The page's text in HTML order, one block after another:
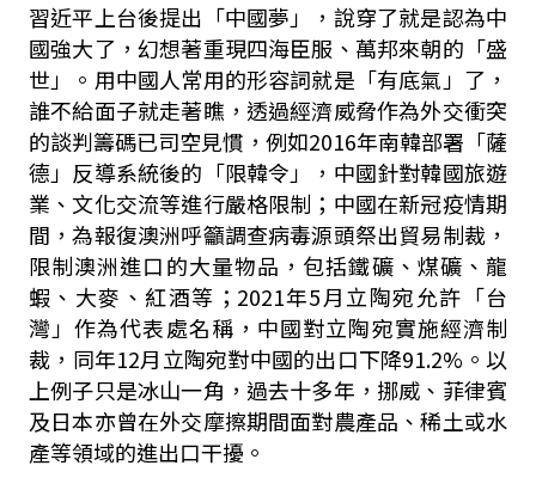
習近平上台後提出「中國夢」，說穿了就是認為中
國強大了，幻想著重現四海臣服、萬邦來朝的「盛
世」。用中國人常用的形容詞就是「有底氣」了，
誰不給面子就走著瞧，透過經濟威脅作為外交衝突
的談判籌碼已司空見慣，例如2016年南韓部署「薩
德」反導系統後的「限韓令」，中國針對韓國旅遊
業、文化交流等進行嚴格限制；中國在新冠疫情期
間，為報復澳洲呼籲調查病毒源頭祭出貿易制裁，
限制澳洲進口的大量物品，包括鐵礦、煤礦、龍
蝦、大麥、紅酒等； 2021年5月立陶宛允許「台
灣」作為代表處名稱，中國對立陶宛實施經濟制
裁，同年12月立陶宛對中國的出口下降91.2% 。以
上例子只是冰山一角，過去十多年，挪威、菲律賓
及日本亦曾在外交摩擦期間面對農產品、稀土或水
產等領域的進出口干擾。